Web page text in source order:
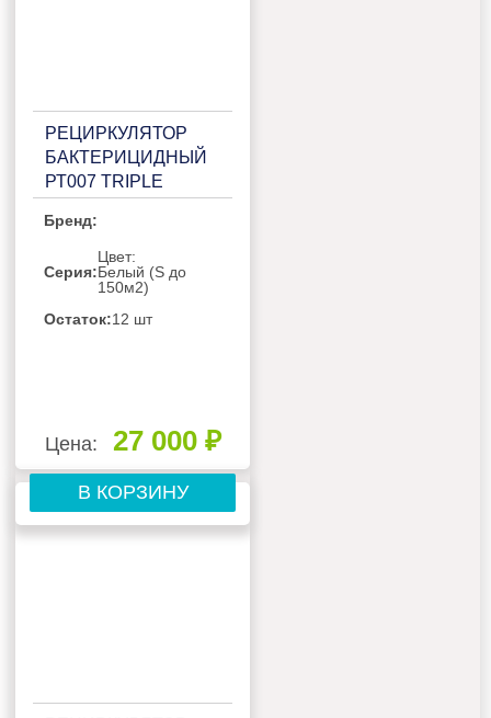
РЕЦИРКУЛЯТОР
БАКТЕРИЦИДНЫЙ
РТ007 TRIPLE
Бренд:
Серия:
Цвет:
Белый (S до
150м2)
Остаток:12 шт
Цена: 27 000 ₽
В КОРЗИНУ